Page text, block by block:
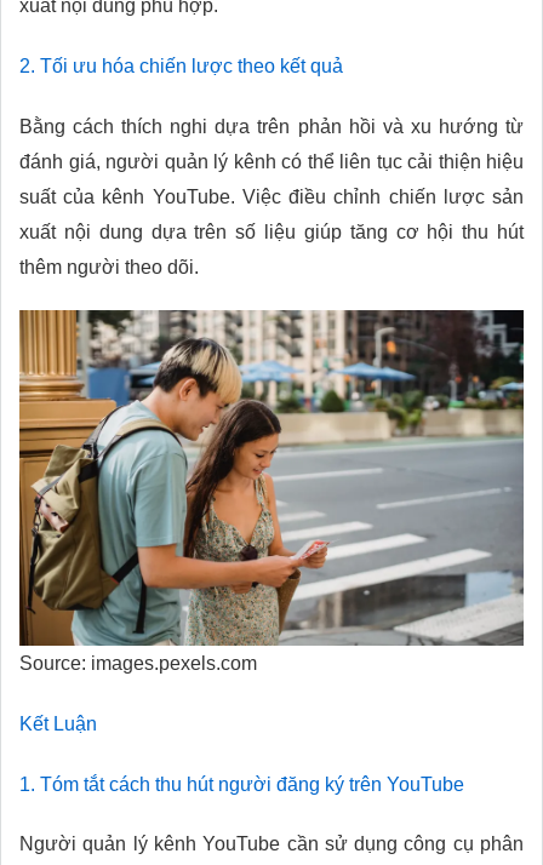
xuất nội dung phù hợp.
2. Tối ưu hóa chiến lược theo kết quả
Bằng cách thích nghi dựa trên phản hồi và xu hướng từ
đánh giá, người quản lý kênh có thể liên tục cải thiện hiệu
suất của kênh YouTube. Việc điều chỉnh chiến lược sản
xuất nội dung dựa trên số liệu giúp tăng cơ hội thu hút
thêm người theo dõi.
Source: images.pexels.com
Kết Luận
1. Tóm tắt cách thu hút người đăng ký trên YouTube
Người quản lý kênh YouTube cần sử dụng công cụ phân